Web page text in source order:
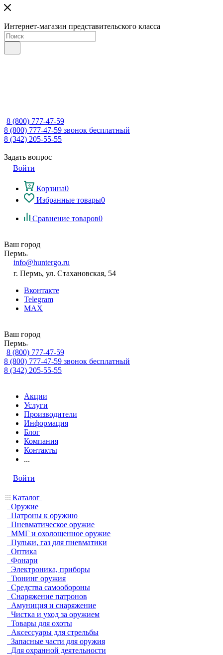
Интернет-магазин представительского класса
8 (800) 777-47-59
8 (800) 777-47-59 звонок бесплатный
8 (342) 205-55-55
Задать вопрос
Войти
Корзина0
Избранные товары0
Сравнение товаров0
Ваш город
Пермь
info@huntergo.ru
г. Пермь, ул. Стахановская, 54
Вконтакте
Telegram
MAX
Ваш город
Пермь
8 (800) 777-47-59
8 (800) 777-47-59 звонок бесплатный
8 (342) 205-55-55
Акции
Услуги
Производители
Информация
Блог
Компания
Контакты
...
Войти
Каталог
Оружие
Патроны к оружию
Пневматическое оружие
ММГ и охолощенное оружие
Пульки, газ для пневматики
Оптика
Фонари
Электроника, приборы
Тюнинг оружия
Средства самообороны
Снаряжение патронов
Амуниция и снаряжение
Чистка и уход за оружием
Товары для охоты
Аксессуары для стрельбы
Запасные части для оружия
Для охранной деятельности